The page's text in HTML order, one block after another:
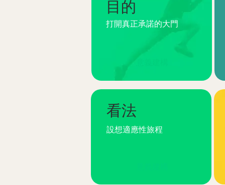
目的
打開真正承諾的大門
看法
設想適應性旅程